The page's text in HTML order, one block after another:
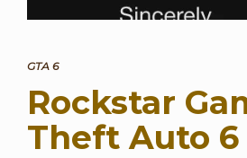
GTA 6
Rockstar
Theft Auto 6